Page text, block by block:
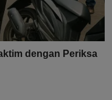
dengan Periksa